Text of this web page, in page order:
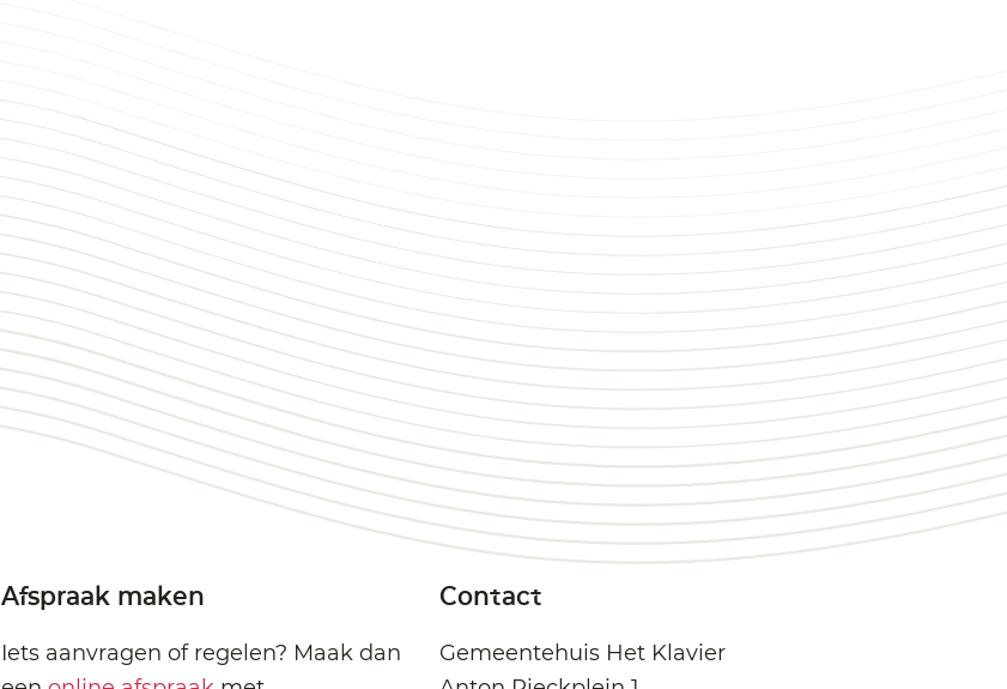
Afspraak maken
Iets aanvragen of regelen? Maak dan
Contact
Gemeentehuis Het Klavier